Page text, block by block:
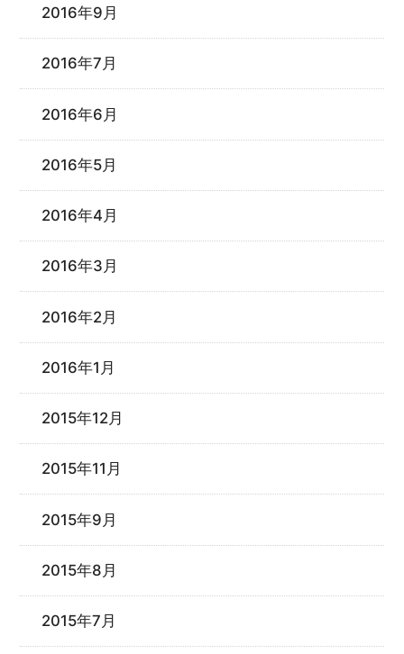
2016年9月
2016年7月
2016年6月
2016年5月
2016年4月
2016年3月
2016年2月
2016年1月
2015年12月
2015年11月
2015年9月
2015年8月
2015年7月